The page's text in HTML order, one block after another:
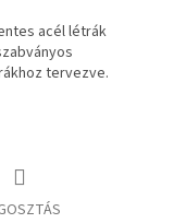
acél létrák
tervezve.